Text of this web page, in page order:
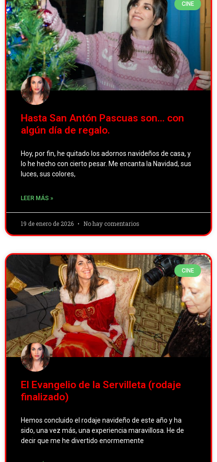
CINE
Hasta San Antón Pascuas son… con
algún día de regalo.
Hoy, por fin, he quitado los adornos navideños de casa, y
lo he hecho con cierto pesar. Me encanta la Navidad, sus
luces, sus colores,
LEER MÁS »
19 de enero de 2026 No hay comentarios
CINE
El Evangelio de la Servilleta (rodaje
finalizado)
Hemos concluido el rodaje navideño de este año y ha
sido, una vez más, una experiencia maravillosa. He de
decir que me he divertido enormemente